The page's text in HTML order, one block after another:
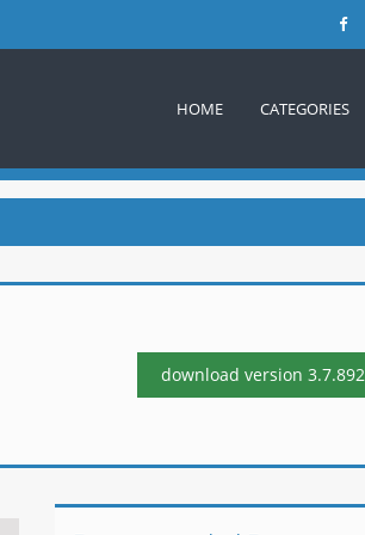
HOME CATEGORIES
download version 3.7.892